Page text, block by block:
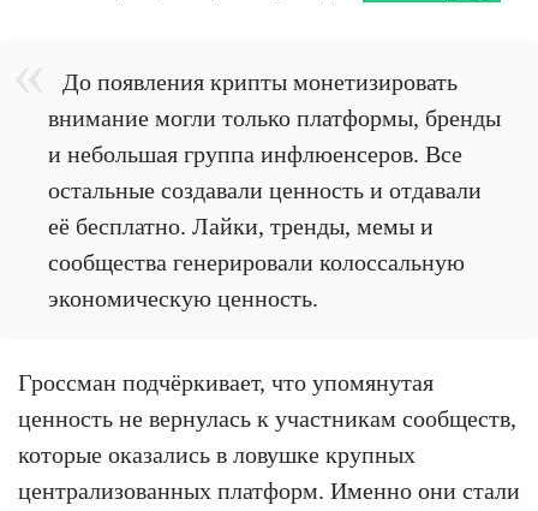
До появления крипты монетизировать
внимание могли только платформы, бренды
и небольшая группа инфлюенсеров. Все
остальные создавали ценность и отдавали
её бесплатно. Лайки, тренды, мемы и
сообщества генерировали колоссальную
экономическую ценность.
Гроссман подчёркивает, что упомянутая
ценность не вернулась к участникам сообществ,
которые оказались в ловушке крупных
централизованных платформ. Именно они стали